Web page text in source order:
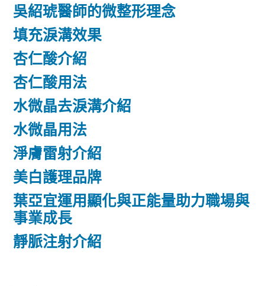
吳紹琥醫師的微整形理念
填充淚溝效果
杏仁酸介紹
杏仁酸用法
水微晶去淚溝介紹
水微晶用法
淨膚雷射介紹
美白護理品牌
葉亞宜運用顯化與正能量助力職場與
事業成長
靜脈注射介紹